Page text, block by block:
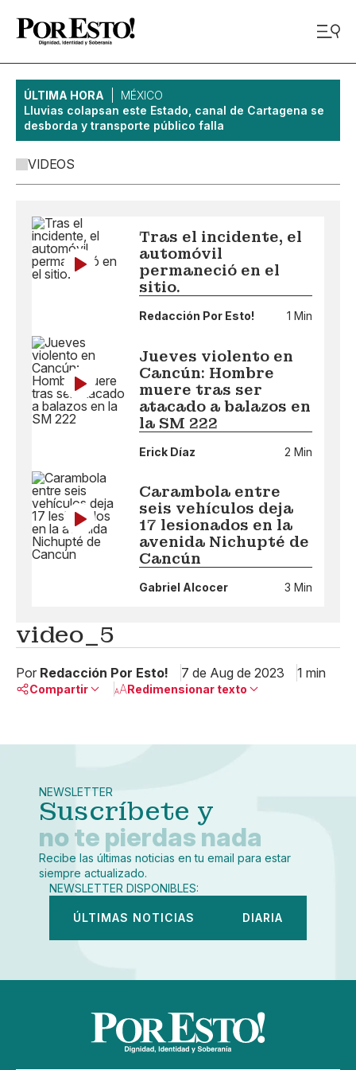
ÚLTIMA HORA
MÉXICO
Lluvias colapsan este Estado, canal de Cartagena se
desborda y transporte público falla
VIDEOS
Tras el incidente, el
automóvil
permaneció en el
sitio.
Redacción Por Esto! 1 Min
Jueves violento en
Cancún: Hombre
muere tras ser
atacado a balazos en
la SM 222
Erick Díaz 2 Min
Carambola entre
seis vehículos deja
17 lesionados en la
avenida Nichupté de
Cancún
Gabriel Alcocer 3 Min
video_5
Por Redacción Por Esto! 7 de Aug de 2023 1 min
Compartir
Copiar enlace
Redimensionar texto
NEWSLETTER
Suscríbete y
no te pierdas nada
Recibe las últimas noticias en tu email para estar
siempre actualizado.
NEWSLETTER DISPONIBLES:
ÚLTIMAS NOTICIAS DIARIA